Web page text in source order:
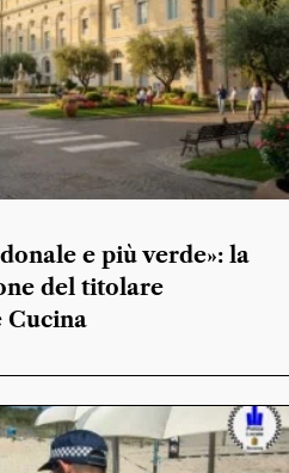
e più verde»: la
del titolare
Cucina